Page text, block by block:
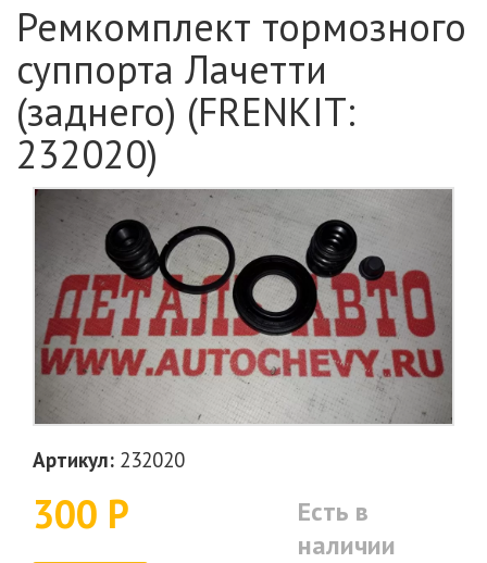
Ремкомплект тормозного
суппорта Лачетти
(заднего) (FRENKIT:
232020)
Артикул: 232020
300 Р
Есть в
наличии